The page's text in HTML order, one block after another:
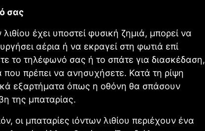
σας
έχει υποστεί φυσική ζημιά, μπορεί να
αέρια ή να εκραγεί στη φωτιά επί
το τηλέφωνό σας ή το σπάτε για διασκέδαση,
που πρέπει να ανησυχήσετε. Κατά τη ρίψη
εξαρτήματα όπως η οθόνη θα σπάσουν
της μπαταρίας.
οι μπαταρίες ιόντων λιθίου περιέχουν ένα